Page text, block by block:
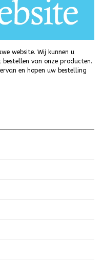
website. Wij kunnen u
van onze producten.
en hopen uw bestelling